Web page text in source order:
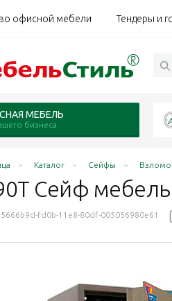
офисной мебели Тендеры и
МЕБЕЛЬ
бизнеса
Каталог Сейфы
Сейф
fd0b-11e8-80df-005056980e61